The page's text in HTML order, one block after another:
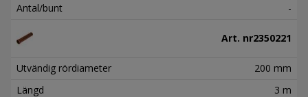
Antal/bunt
-
Art. nr2350221
Utvändig rördiameter
200 mm
Längd
3 m